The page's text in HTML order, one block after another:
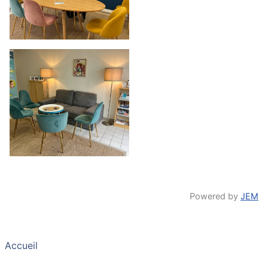
Powered by JEM
Accueil